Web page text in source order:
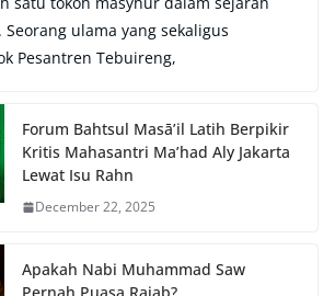
ulama yang sekaligus
Pesantren Tebuireng,
Forum Bahtsul Masā’il Latih Berpikir
Kritis Mahasantri Ma’had Aly Jakarta
Lewat Isu Rahn
December 22, 2025
Apakah Nabi Muhammad Saw